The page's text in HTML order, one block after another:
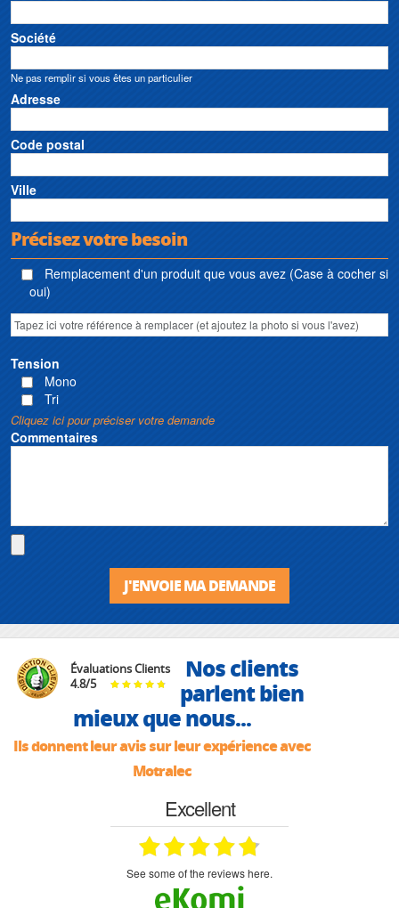
Société
Ne pas remplir si vous êtes un particulier
Adresse
Code postal
Ville
Précisez votre besoin
Remplacement d'un produit que vous avez (Case à cocher si
oui)
Tension
Mono
Tri
Cliquez ici pour préciser votre demande
Commentaires
J'ENVOIE MA DEMANDE
Évaluations Clients
4.8/5
Nos clients
parlent bien
mieux que nous...
Ils donnent leur avis sur leur expérience avec
Motralec
Excellent
see some of the reviews here.